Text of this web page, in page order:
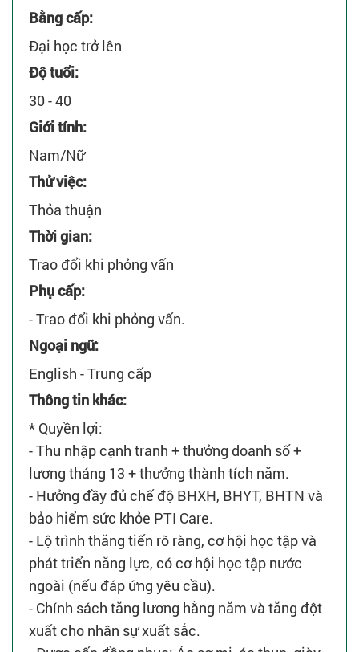
Bằng cấp:
Đại học trở lên
Độ tuổi:
30 - 40
Giới tính:
Nam/Nữ
Thử việc:
Thỏa thuận
Thời gian:
Trao đổi khi phỏng vấn
Phụ cấp:
- Trao đổi khi phỏng vấn.
Ngoại ngữ:
English - Trung cấp
Thông tin khác:
* Quyền lợi:
- Thu nhập cạnh tranh + thưởng doanh số +
lương tháng 13 + thưởng thành tích năm.
- Hưởng đầy đủ chế độ BHXH, BHYT, BHTN và
bảo hiểm sức khỏe PTI Care.
- Lộ trình thăng tiến rõ ràng, cơ hội học tập và
phát triển năng lực, có cơ hội học tập nước
ngoài (nếu đáp ứng yêu cầu).
- Chính sách tăng lương hằng năm và tăng đột
xuất cho nhân sự xuất sắc.